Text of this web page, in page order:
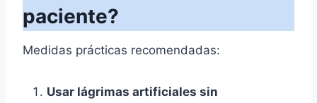
paciente?
Medidas prácticas recomendadas:
Usar lágrimas artificiales sin